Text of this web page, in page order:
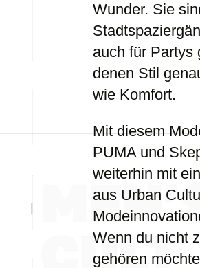
Wunder. Sie
auch für Partys
denen Stil
wie Komfort.
Mit diesem
PUMA und
weiterhin mit
aus Urban
Wenn du nicht
gehören